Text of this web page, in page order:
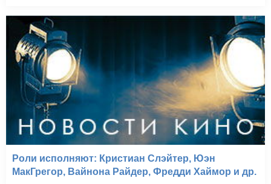
Роли исполняют: Кристиан Слэйтер, Юэн
МакГрегор, Вайнона Райдер, Фредди Хаймор и др.